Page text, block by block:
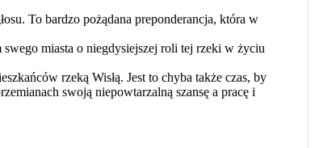
To bardzo pożądana preponderancja, która w
swego miasta o niegdysiejszej roli tej rzeki w życiu
rzeką Wisłą. Jest to chyba także czas, by
swoją niepowtarzalną szansę a pracę i